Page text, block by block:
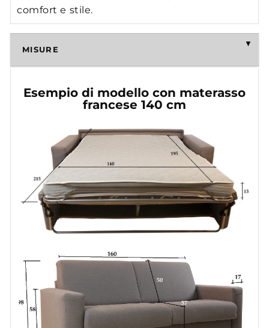
comfort e stile.
MISURE
Esempio di modello con materasso
francese 140 cm